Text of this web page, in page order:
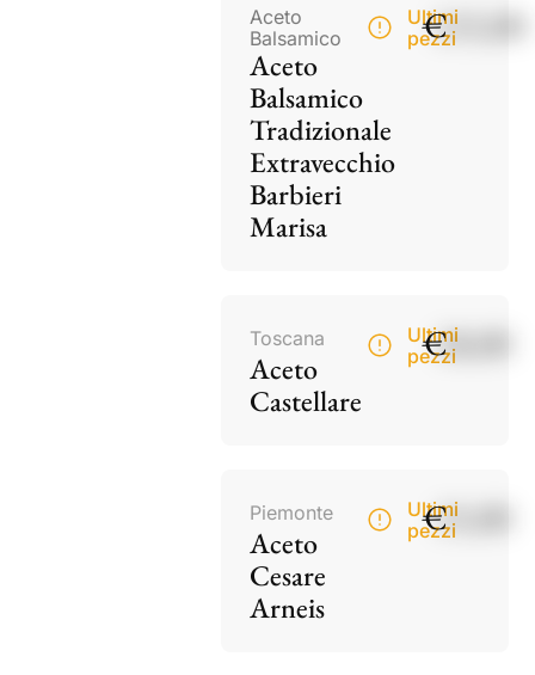
Aceto
Balsamico
Aceto
Balsamico
Tradizionale
Extravecchio
Barbieri
Marisa
Ultimi
pezzi
€115,00
Toscana
Aceto
Castellare
Ultimi
pezzi
€18,00
Piemonte
Aceto
Cesare
Arneis
Ultimi
pezzi
€15,00